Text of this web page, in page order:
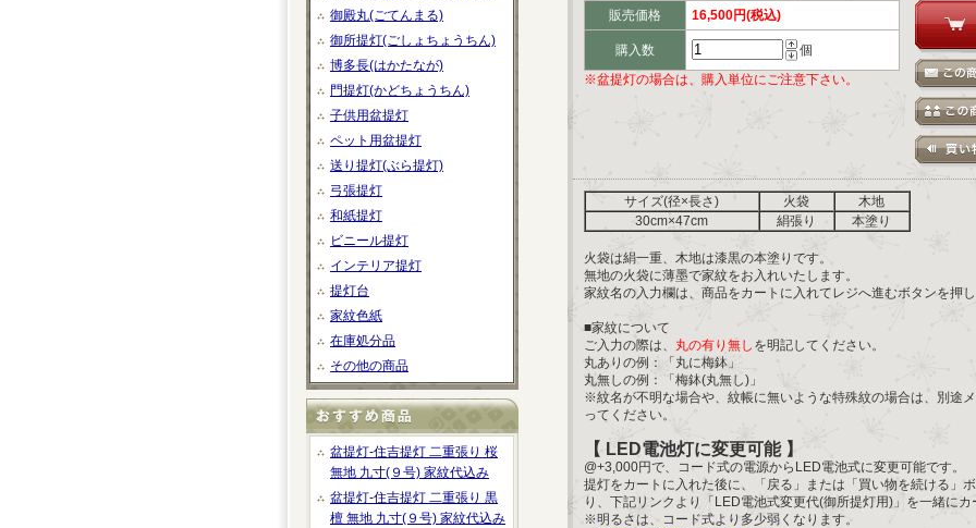
御殿丸(ごてんまる)
御所提灯(ごしょちょうちん)
博多長(はかたなが)
門提灯(かどちょうちん)
子供用盆提灯
ペット用盆提灯
送り提灯(ぶら提灯)
弓張提灯
和紙提灯
ビニール提灯
インテリア提灯
提灯台
家紋色紙
在庫処分品
その他の商品
盆提灯-住吉提灯 二重張り 桜
無地 九寸(９号) 家紋代込み
盆提灯-住吉提灯 二重張り 黒
檀 無地 九寸(９号) 家紋代込み
販売価格 16,500円(税込)
購入数
個
※盆提灯の場合は、購入単位にご注意下さい。
サイズ(径×長さ) 火袋
木地
30cm×47cm
絹張り 本塗り
火袋は絹一重、木地は漆黒の本塗りです。
無地の火袋に薄墨で家紋をお入れいたします。
家紋名の入力欄は、商品をカートに入れてレジへ進むボタンを押
■家紋について
ご入力の際は、
丸の有り無し を明記してください。
丸ありの例：「丸に梅鉢」
丸無しの例：「梅鉢(丸無し)」
※紋名が不明な場合や、紋帳に無いような特殊紋の場合は、別途
ってください。
【 LED電池灯に変更可能 】
@+3,000円で、コード式の電源からLED電池式に変更可能です。
提灯をカートに入れた後に、「戻る」または「買い物を続ける」
り、下記リンクより「LED電池式変更代(御所提灯用)」を一緒に
※明るさは、コード式より多少弱くなります。